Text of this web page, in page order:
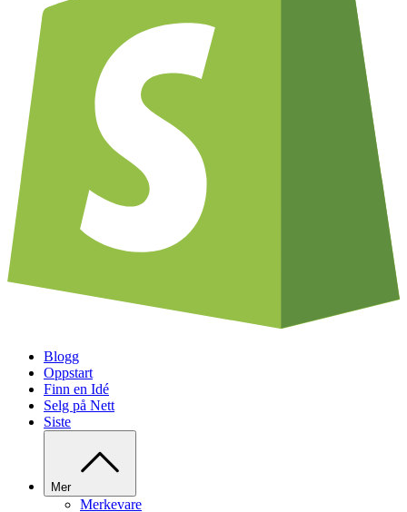
Blogg
Oppstart
Finn en Idé
Selg på Nett
Siste
Mer
Merkevare